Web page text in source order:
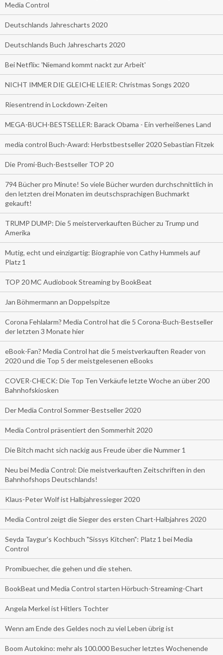
Media Control
Deutschlands Jahrescharts 2020
Deutschlands Buch Jahrescharts 2020
Bei Netflix: 'Niemand kommt nackt zur Arbeit'
NICHT IMMER DIE GLEICHE LEIER: Christmas Songs 2020
Riesentrend in Lockdown-Zeiten
MEGA-BUCH-BESTSELLER: Barack Obama - Ein verheißenes Land
media control Buch-Award: Herbstbestseller 2020 Sebastian Fitzek
Die Promi-Buch-Bestseller TOP 20
794 Bücher pro Minute! So viele Bücher wurden durchschnittlich in
den letzten drei Monaten im deutschsprachigen Buchmarkt
gekauft!
TRUMP DUMP: Die 5 meisterverkauften Bücher zu Trump und
Amerika
Mutig, echt und einzigartig: Biographie von Cathy Hummels auf
Platz 1
TOP 20 MC Audiobook Streaming by BookBeat
Jan Böhmermann an Doppelspitze
Corona Fehlalarm? Media Control hat die 5 Corona-Buch-Bestseller
der letzten 3 Monate hier
eBook-Fan? Media Control hat die 5 meistverkauften Reader von
2020 und die Top 5 der meistgelesenen eBooks
COVER-CHECK: Die Top Ten Verkäufe letzte Woche an über 200
Bahnhofskiosken
Der Media Control Sommer-Bestseller 2020
Media Control präsentiert den Sommerhit 2020
Die Bitch macht sich nackig aus Freude über die Nummer 1
Neu bei Media Control: Die meistverkauften Zeitschriften in den
Bahnhofshops Deutschlands!
Klaus-Peter Wolf ist Halbjahressieger 2020
Media Control zeigt die Sieger des ersten Chart-Halbjahres 2020
Seyda Taygur's Kochbuch "Sissys Kitchen": Platz 1 bei Media
Control
Promibuecher, die gehen und die stehen.
BookBeat und Media Control starten Hörbuch-Streaming-Chart
Angela Merkel ist Hitlers Tochter
Wenn am Ende des Geldes noch zu viel Leben übrig ist
Boom Autokino: mehr als 100.000 Besucher letztes Wochenende